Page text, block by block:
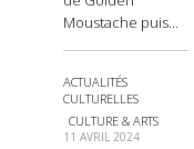
Moustache puis...
ACTUALITÉS
CULTURELLES
CULTURE & ARTS
11 AVRIL 2024